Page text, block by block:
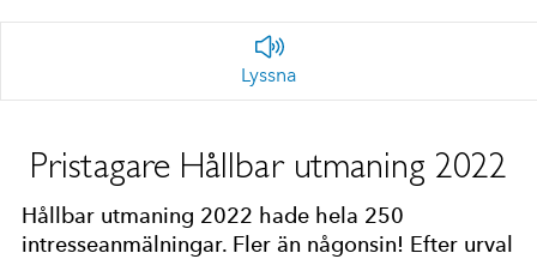
Lyssna
Pristagare Hållbar utmaning 2022
Hållbar utmaning 2022 hade hela 250
intresseanmälningar. Fler än någonsin! Efter urval